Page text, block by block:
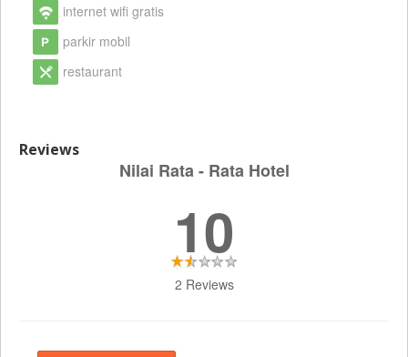
internet wifi gratis
parkir mobil
restaurant
Reviews
Nilai Rata - Rata Hotel
10
2 Reviews